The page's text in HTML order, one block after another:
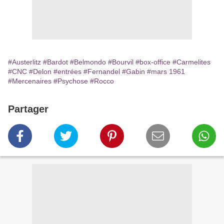
#Austerlitz #Bardot #Belmondo #Bourvil #box-office #Carmelites
#CNC #Delon #entrées #Fernandel #Gabin #mars 1961
#Mercenaires #Psychose #Rocco
Partager